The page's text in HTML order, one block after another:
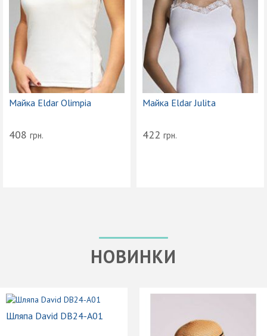
Майка Eldar Olimpia
408 грн.
Майка Eldar Julita
422 грн.
НОВИНКИ
Шляпа David DB24-A01